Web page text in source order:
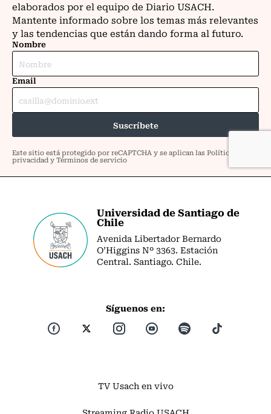
Universidad de Santiago de
Chile
Avenida Libertador Bernardo
O’Higgins Nº 3363. Estación
Central. Santiago. Chile.
Síguenos en:
TV Usach en vivo